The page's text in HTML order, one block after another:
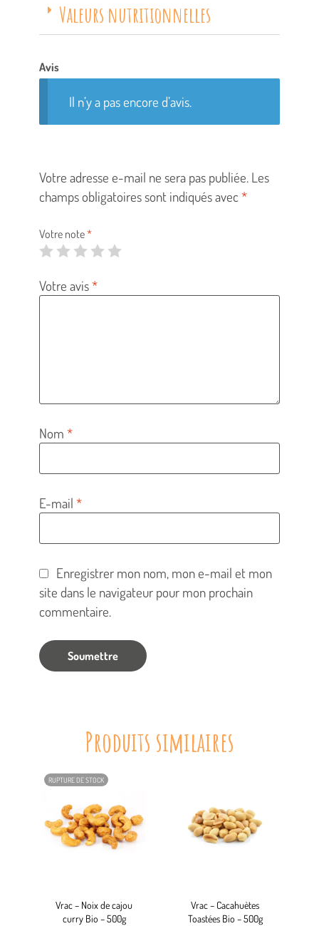
Valeurs nutritionnelles
Avis
Il n’y a pas encore d’avis.
Votre adresse e-mail ne sera pas publiée. Les
champs obligatoires sont indiqués avec*
Votre note*
Votre avis*
Nom *
E-mail *
Enregistrer mon nom, mon e-mail et mon
site dans le navigateur pour mon prochain
commentaire.
Produits similaires
RUPTURE DE STOCK
Vrac – Noix de cajou
curry Bio – 500g
Vrac – Cacahuètes
Toastées Bio – 500g